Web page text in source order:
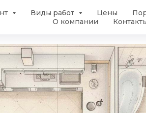
Виды работ Цены
О компании